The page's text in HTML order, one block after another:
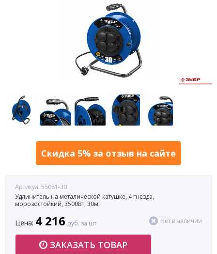
Скидка 5% за отзыв на сайте
Артикул: 55081-30
Удлинитель на металической катушке, 4 гнезда,
морозостойкий, 3500Вт, 30м
Цена: 4 216 руб. за шт Нет в наличии
ЗАКАЗАТЬ ТОВАР